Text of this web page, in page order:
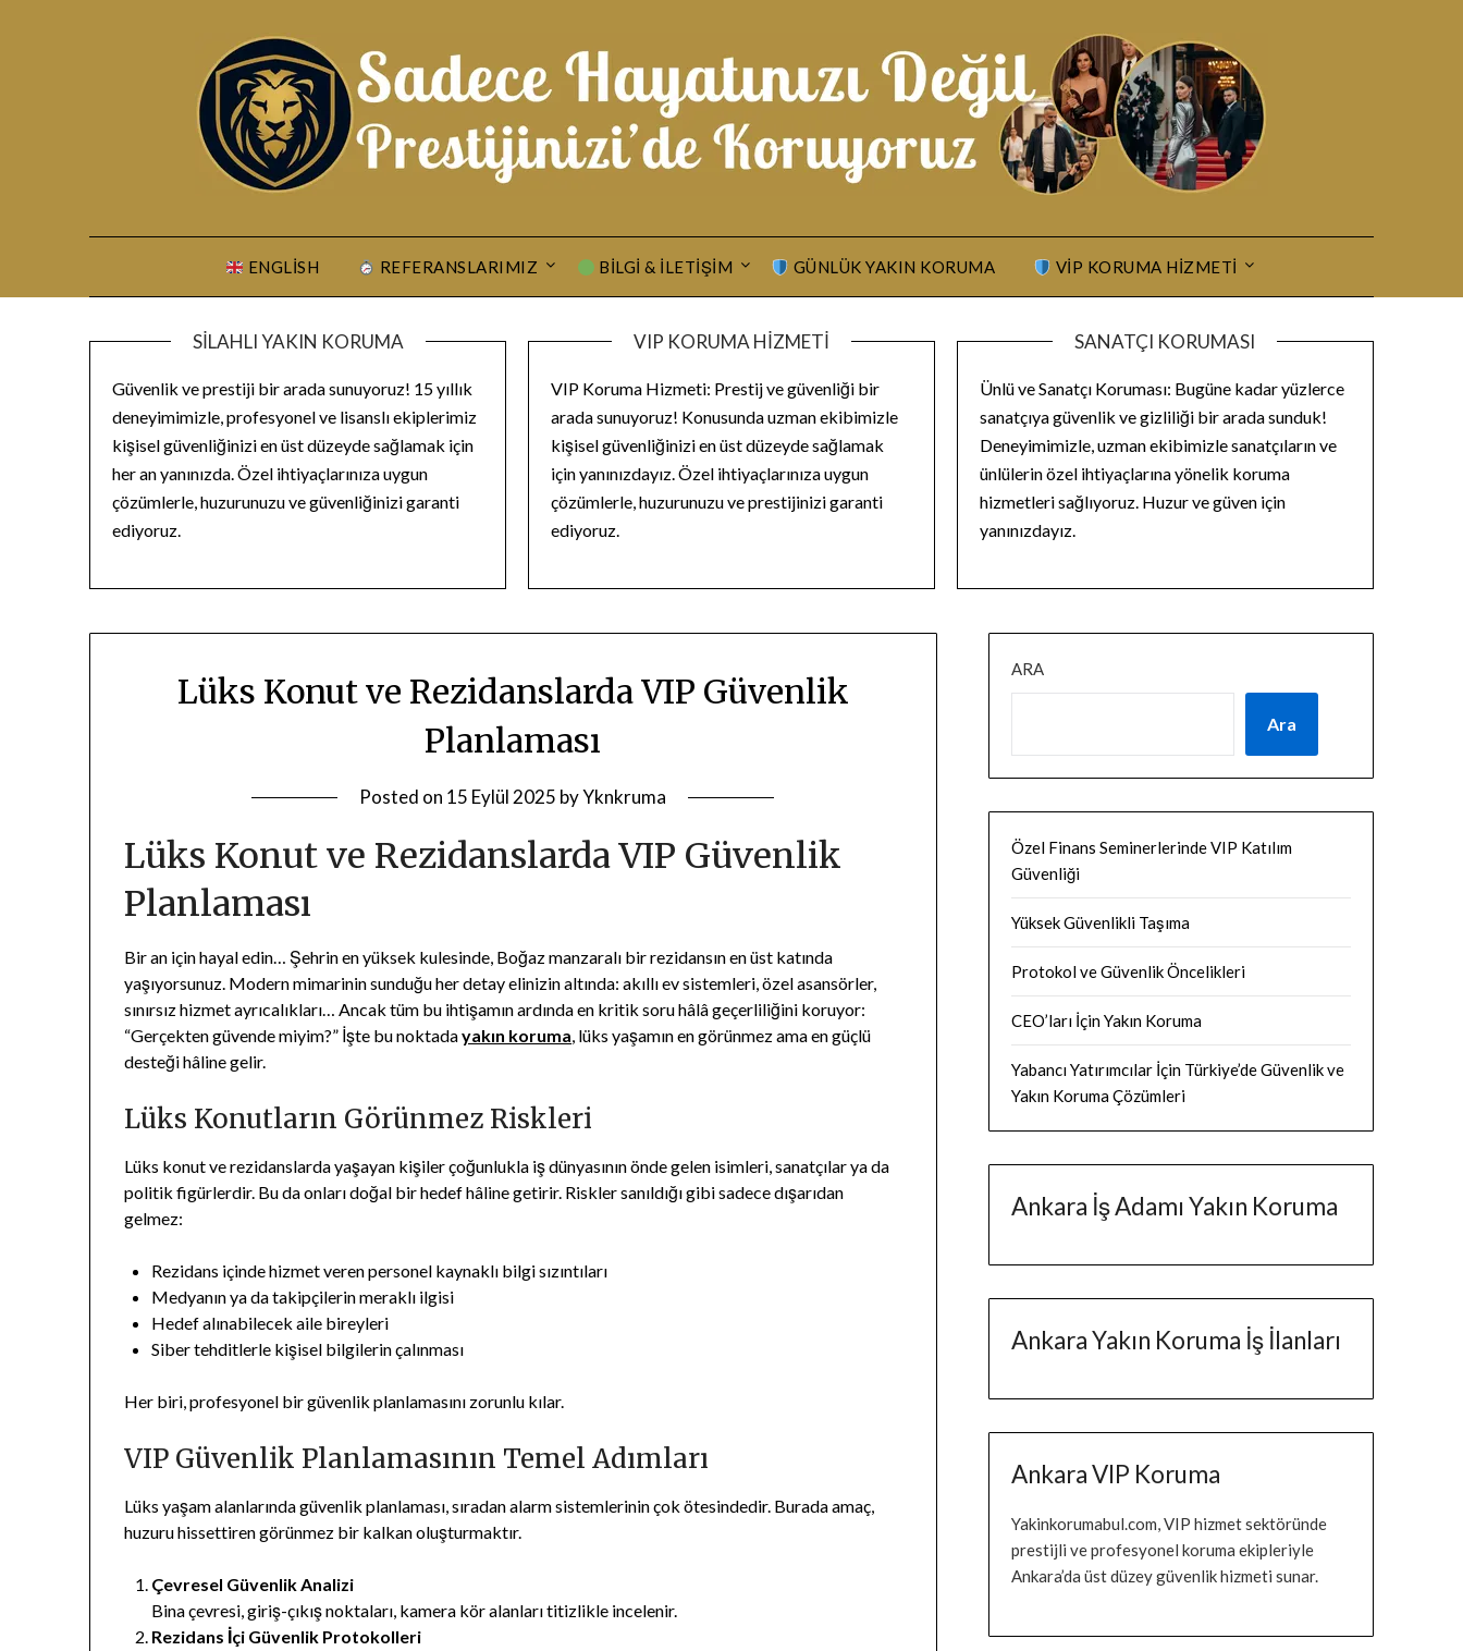
ENGLISH REFERANSLARIMIZ BILGI & İLETIŞIM GÜNLÜK YAKIN KORUMA VIP KORUMA HIZMETI
SILAHLI YAKIN KORUMA
Güvenlik ve prestiji bir arada sunuyoruz! 15 yıllık
deneyimimizle, profesyonel ve lisanslı ekiplerimiz
kişisel güvenliğinizi en üst düzeyde sağlamak için
her an yanınızda. Özel ihtiyaçlarınıza uygun
çözümlerle, huzurunuzu ve güvenliğinizi garanti
ediyoruz.
VIP KORUMA HIZMETI
VIP Koruma Hizmeti: Prestij ve güvenliği bir
arada sunuyoruz! Konusunda uzman ekibimizle
kişisel güvenliğinizi en üst düzeyde sağlamak
için yanınızdayız. Özel ihtiyaçlarınıza uygun
çözümlerle, huzurunuzu ve prestijinizi garanti
ediyoruz.
SANATÇI KORUMASI
Ünlü ve Sanatçı Koruması: Bugüne kadar yüzlerce
sanatçıya güvenlik ve gizliliği bir arada sunduk!
Deneyimimizle, uzman ekibimizle sanatçıların ve
ünlülerin özel ihtiyaçlarına yönelik koruma
hizmetleri sağlıyoruz. Huzur ve güven için
yanınızdayız.
Lüks Konut ve Rezidanslarda VIP Güvenlik
Planlaması
Posted on 15 Eylül 2025 byYknkruma
Lüks Konut ve Rezidanslarda VIP Güvenlik
Planlaması
Bir an için hayal edin… Şehrin en yüksek kulesinde, Boğaz manzaralı bir rezidansın en üst katında
yaşıyorsunuz. Modern mimarinin sunduğu her detay elinizin altında: akıllı ev sistemleri, özel asansörler,
sınırsız hizmet ayrıcalıkları… Ancak tüm bu ihtişamın ardında en kritik soru hâlâ geçerliliğini koruyor:
“Gerçekten güvende miyim?” İşte bu noktadayakın koruma, lüks yaşamın en görünmez ama en güçlü
desteği hâline gelir.
Lüks Konutların Görünmez Riskleri
Lüks konut ve rezidanslarda yaşayan kişiler çoğunlukla iş dünyasının önde gelen isimleri, sanatçılar ya da
politik figürlerdir. Bu da onları doğal bir hedef hâline getirir. Riskler sanıldığı gibi sadece dışarıdan
gelmez:
Rezidans içinde hizmet veren personel kaynaklı bilgi sızıntıları
Medyanın ya da takipçilerin meraklı ilgisi
Hedef alınabilecek aile bireyleri
Siber tehditlerle kişisel bilgilerin çalınması
Her biri, profesyonel bir güvenlik planlamasını zorunlu kılar.
VIP Güvenlik Planlamasının Temel Adımları
Lüks yaşam alanlarında güvenlik planlaması, sıradan alarm sistemlerinin çok ötesindedir. Burada amaç,
huzuru hissettiren görünmez bir kalkan oluşturmaktır.
Çevresel Güvenlik Analizi
Bina çevresi, giriş-çıkış noktaları, kamera kör alanları titizlikle incelenir.
Rezidans İçi Güvenlik Protokolleri
ARA
Ara
Özel Finans Seminerlerinde VIP Katılım
Güvenliği
Yüksek Güvenlikli Taşıma
Protokol ve Güvenlik Öncelikleri
CEO’ları İçin Yakın Koruma
Yabancı Yatırımcılar İçin Türkiye’de Güvenlik ve
Yakın Koruma Çözümleri
Ankara İş Adamı Yakın Koruma
Ankara Yakın Koruma İş İlanları
Ankara VIP Koruma
Yakinkorumabul.com, VIP hizmet sektöründe
prestijli ve profesyonel koruma ekipleriyle
Ankara’da üst düzey güvenlik hizmeti sunar.